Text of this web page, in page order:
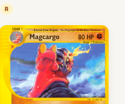
R